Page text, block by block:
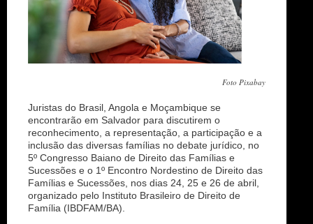
Foto Pixabay
Juristas do Brasil, Angola e Moçambique se
encontrarão em Salvador para discutirem o
reconhecimento, a representação, a participação e a
inclusão das diversas famílias no debate jurídico, no
5º Congresso Baiano de Direito das Famílias e
Sucessões e o 1º Encontro Nordestino de Direito das
Famílias e Sucessões, nos dias 24, 25 e 26 de abril,
organizado pelo Instituto Brasileiro de Direito de
Família (IBDFAM/BA).